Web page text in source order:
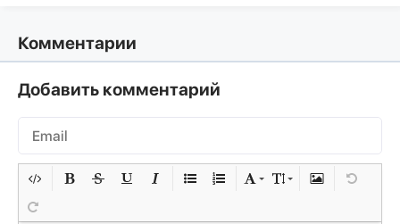
Комментарии
Добавить комментарий